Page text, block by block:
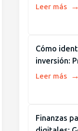
Leer más →
Cómo
inversión:
Leer más →
Finanzas